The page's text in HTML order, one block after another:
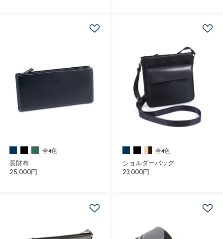
全4色
長財布
25,000円
全4色
ショルダーバッグ
23,000円